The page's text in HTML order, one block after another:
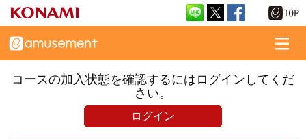
コースの加入状態を確認するにはログインしてくだ
さい。
ログイン